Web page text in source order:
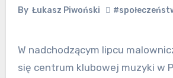
By Łukasz Piwoński
W nadchodzącym lipcu malownicze Rokitki staną
się centrum klubowej muzyki w